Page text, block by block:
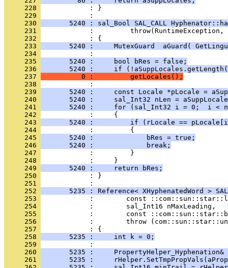
     228
            : }
     229
     230
5240 : sal_Bool SAL_CALL
     231
     232
     233
5240 :     MutexGuard  aGuard(
     234
     235
       5240 :     bool bRes = false;
     236
5240 :     if
     237
          0 :         getLocales();
     238
     239
5240 :     const Locale *pLocale =
     240
5240 :     sal_Int32 nLen =
     241
5240 :     for (sal_Int32 i = 0;  i <
     242
     243
5240 :         if (rLocale ==
     244
     245
       5240 :             bRes = true;
     246
       5240 :             break;
     247
     248
     249
       5240 :     return bRes;
     250
            : }
     251
     252
5235 : Reference< XHyphenatedWord >
     253
     254
     255
     256
     257
     258
       5235 :     int k = 0;
     259
     260
5235 :     PropertyHelper_Hyphenation&
     261
5235 :